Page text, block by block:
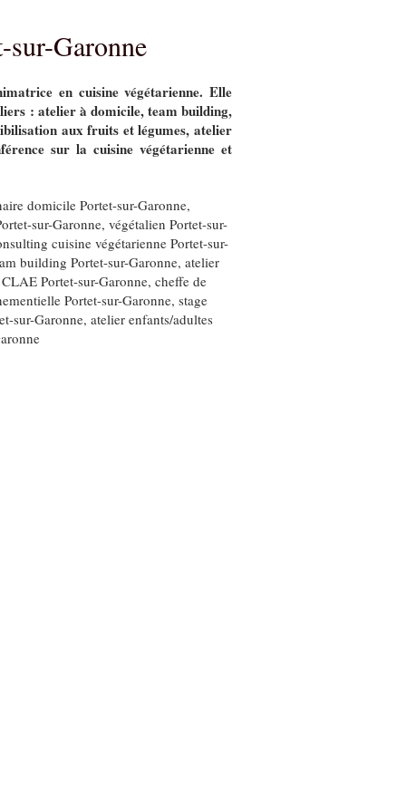
sur-Garonne
en cuisine végétarienne. Elle
: atelier à domicile, team building,
aux fruits et légumes, atelier
sur la cuisine végétarienne et
domicile Portet-sur-Garonne,
sur-Garonne, végétalien Portet-sur-
cuisine végétarienne Portet-sur-
building Portet-sur-Garonne, atelier
Portet-sur-Garonne, cheffe de
Portet-sur-Garonne, stage
sur-Garonne, atelier enfants/adultes